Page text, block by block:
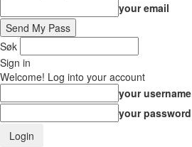
your email
Søk
Sign in
Welcome! Log into your account
your username
your password